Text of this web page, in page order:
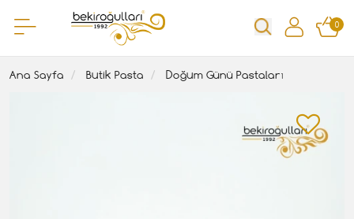
0
Ana Sayfa Butik Pasta Doğum Günü Pastaları